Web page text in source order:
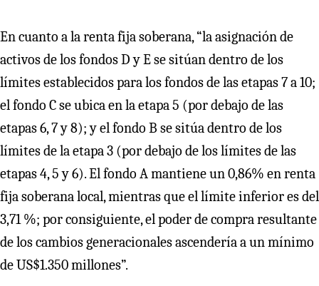
En cuanto a la renta fija soberana, “la asignación de
activos de los fondos D y E se sitúan dentro de los
límites establecidos para los fondos de las etapas 7 a 10;
el fondo C se ubica en la etapa 5 (por debajo de las
etapas 6, 7 y 8); y el fondo B se sitúa dentro de los
límites de la etapa 3 (por debajo de los límites de las
etapas 4, 5 y 6). El fondo A mantiene un 0,86% en renta
fija soberana local, mientras que el límite inferior es del
3,71 %; por consiguiente, el poder de compra resultante
de los cambios generacionales ascendería a un mínimo
de US$1.350 millones”.